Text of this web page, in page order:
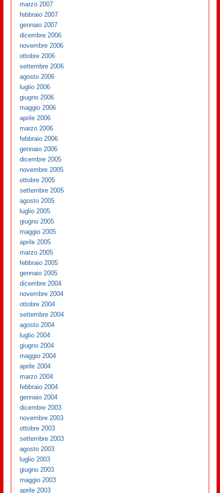
marzo 2007
febbraio 2007
gennaio 2007
dicembre 2006
novembre 2006
ottobre 2006
settembre 2006
agosto 2006
luglio 2006
giugno 2006
maggio 2006
aprile 2006
marzo 2006
febbraio 2006
gennaio 2006
dicembre 2005
novembre 2005
ottobre 2005
settembre 2005
agosto 2005
luglio 2005
giugno 2005
maggio 2005
aprile 2005
marzo 2005
febbraio 2005
gennaio 2005
dicembre 2004
novembre 2004
ottobre 2004
settembre 2004
agosto 2004
luglio 2004
giugno 2004
maggio 2004
aprile 2004
marzo 2004
febbraio 2004
gennaio 2004
dicembre 2003
novembre 2003
ottobre 2003
settembre 2003
agosto 2003
luglio 2003
giugno 2003
maggio 2003
aprile 2003